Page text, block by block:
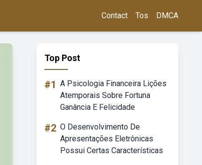
Contact Tos DMCA
Top Post
#1 A Psicologia Financeira Lições
Atemporais Sobre Fortuna
Ganância E Felicidade
#2 O Desenvolvimento De
Apresentações Eletrônicas
Possui Certas Características